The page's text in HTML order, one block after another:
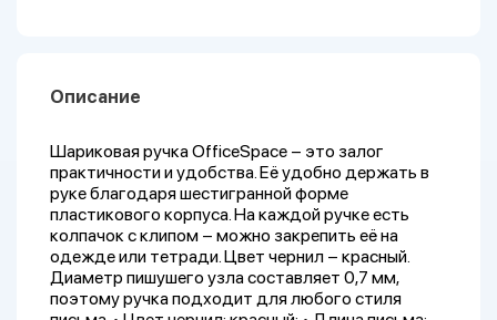
Описание
Шариковая ручка OfficeSpace – это залог
практичности и удобства. Её удобно держать в
руке благодаря шестигранной форме
пластикового корпуса. На каждой ручке есть
колпачок с клипом – можно закрепить её на
одежде или тетради. Цвет чернил – красный.
Диаметр пишушего узла составляет 0,7 мм,
поэтому ручка подходит для любого стиля